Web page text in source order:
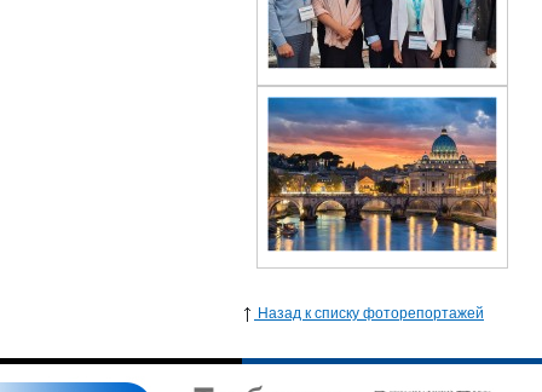
Назад к списку фоторепортажей